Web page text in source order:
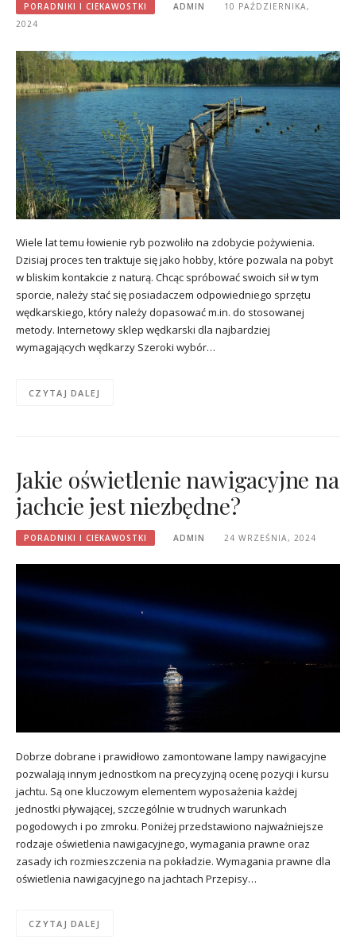
PORADNIKI I CIEKAWOSTKI ADMIN
10 PAŹDZIERNIKA,
2024
Wiele lat temu łowienie ryb pozwoliło na zdobycie pożywienia.
Dzisiaj proces ten traktuje się jako hobby, które pozwala na pobyt
w bliskim kontakcie z naturą. Chcąc spróbować swoich sił w tym
sporcie, należy stać się posiadaczem odpowiedniego sprzętu
wędkarskiego, który należy dopasować m.in. do stosowanej
metody. Internetowy sklep wędkarski dla najbardziej
wymagających wędkarzy Szeroki wybór…
CZYTAJ DALEJ
Jakie oświetlenie nawigacyjne na
jachcie jest niezbędne?
PORADNIKI I CIEKAWOSTKI ADMIN 24 WRZEŚNIA, 2024
Dobrze dobrane i prawidłowo zamontowane lampy nawigacyjne
pozwalają innym jednostkom na precyzyjną ocenę pozycji i kursu
jachtu. Są one kluczowym elementem wyposażenia każdej
jednostki pływającej, szczególnie w trudnych warunkach
pogodowych i po zmroku. Poniżej przedstawiono najważniejsze
rodzaje oświetlenia nawigacyjnego, wymagania prawne oraz
zasady ich rozmieszczenia na pokładzie. Wymagania prawne dla
oświetlenia nawigacyjnego na jachtach Przepisy…
CZYTAJ DALEJ